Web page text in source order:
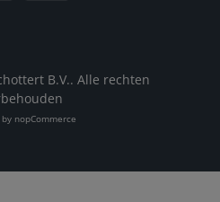
B.V.. Alle rechten
nopCommerce